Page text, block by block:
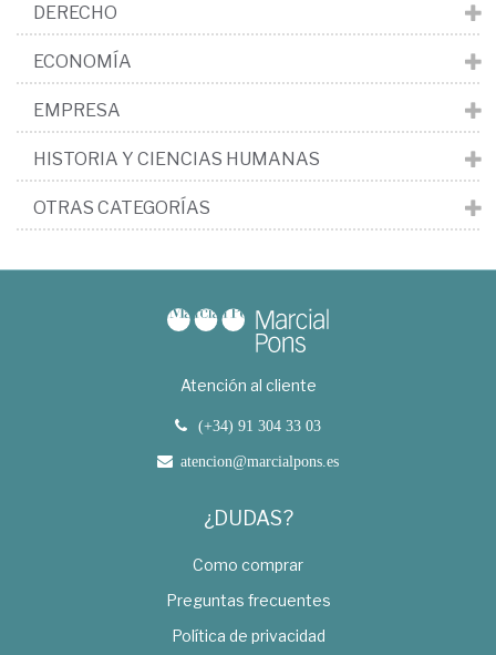
DERECHO
ECONOMÍA
EMPRESA
HISTORIA Y CIENCIAS HUMANAS
OTRAS CATEGORÍAS
Atención al cliente
(+34) 91 304 33 03
atencion@marcialpons.es
¿DUDAS?
Como comprar
Preguntas frecuentes
Política de privacidad